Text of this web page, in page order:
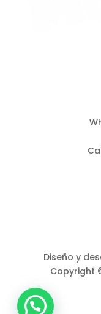
Diseño y
Copyright